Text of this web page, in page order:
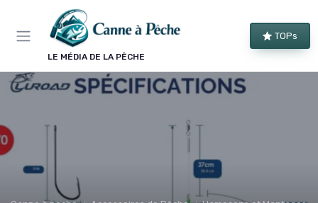
LE MÉDIA DE LA PÊCHE
TOPs
Panneau de gestion des cookies